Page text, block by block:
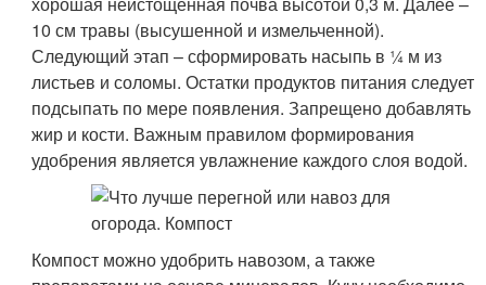
10 см травы (высушенной и измельченной).
Следующий этап – сформировать насыпь в ¼ м из
листьев и соломы. Остатки продуктов питания следует
подсыпать по мере появления. Запрещено добавлять
жир и кости. Важным правилом формирования
удобрения является увлажнение каждого слоя водой.
Компост можно удобрить навозом, а также